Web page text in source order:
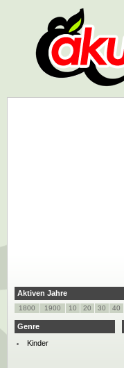
Aktiven Jahre
1800 1900 10 20 30 40
Genre
Kinder